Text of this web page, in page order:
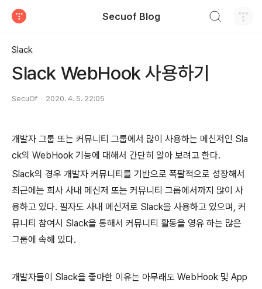
Secuof Blog
Slack
Slack WebHook 사용하기
SecuOf 2020. 4. 5. 22:05
개발자 그룹 또는 커뮤니티 그룹에서 많이 사용하는 메신저인 Sla
ck의 WebHook 기능에 대해서 간단히 알아 보려고 한다.
Slack의 경우 개발자 커뮤니티를 기반으로 폭팔적으로 성장해서
최근에는 회사 사내 메신저 또는 커뮤니티 그룹에서까지 많이 사
용하고 있다. 필자도 사내 메신저로 Slack을 사용하고 있으며, 커
뮤니티 참여시 Slack을 통해서 커뮤니티 활동을 영유 하는 많은
그룹에 속해 있다.
개발자들이 Slack을 좋아한 이유는 아무래도 WebHook 및 App